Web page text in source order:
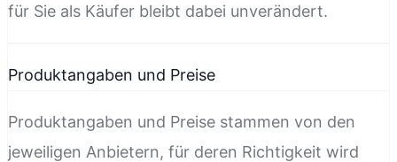
für Sie als Käufer bleibt dabei unverändert.
Produktangaben und Preise
Produktangaben und Preise stammen von den
jeweiligen Anbietern, für deren Richtigkeit wird